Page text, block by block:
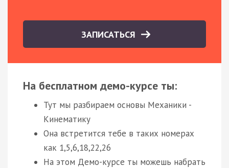
ЗАПИСАТЬСЯ
На бесплатном демо-курсе ты:
Тут мы разбираем основы Механики -
Кинематику
Она встретится тебе в таких номерах
как 1,5,6,18,22,26
На этом Демо-курсе ты можешь набрать